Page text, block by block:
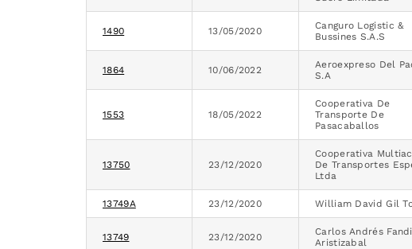
1490 13/05/2020
Canguro Logistic &
Bussines S.A.S
1864 10/06/2022
Aeroexpreso Del
S.A
1553 18/05/2022
Cooperativa De
Transporte De
Pasacaballos
13750 23/12/2020
Cooperativa
De Transportes
Ltda
13749A 23/12/2020 William David Gil
13749 23/12/2020
Carlos Andrés
Aristizabal